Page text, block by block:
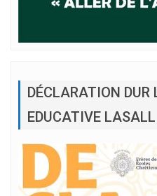
DÉCLARATION
EDUCATIVE